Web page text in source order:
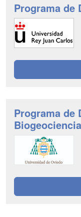
Programa de
Programa de